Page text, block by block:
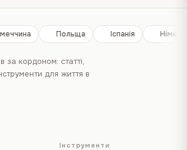
Польща Іспанія
за кордоном: статті,
для життя в
Інструменти